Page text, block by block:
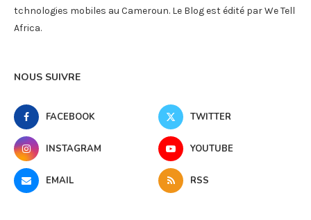
tchnologies mobiles au Cameroun. Le Blog est édité par We Tell
Africa.
NOUS SUIVRE
FACEBOOK TWITTER
INSTAGRAM YOUTUBE
EMAIL RSS